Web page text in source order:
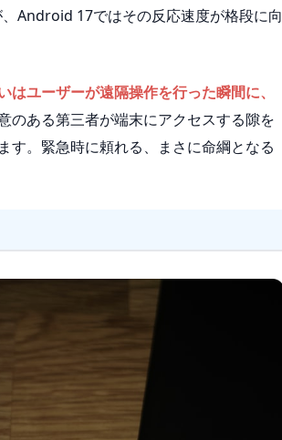
Android 17ではその反応速度が格段に向
ユーザーが遠隔操作を行った瞬間に、
のある第三者が端末にアクセスする隙を
す。緊急時に頼れる、まさに命綱となる